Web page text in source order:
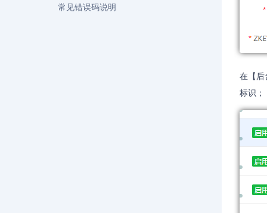
常见错误码说明
在【
标识；